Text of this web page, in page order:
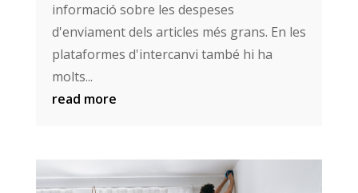
informació sobre les despeses
d'enviament dels articles més grans. En les
plataformes d'intercanvi també hi ha
molts...
read more